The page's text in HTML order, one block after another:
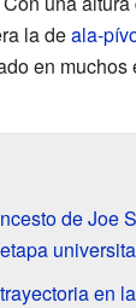
la deala-
en muchos
de Joe
en